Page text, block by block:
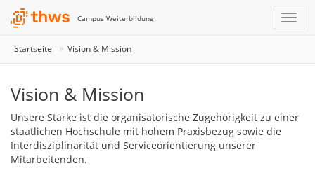
Campus Weiterbildung
Startseite Vision & Mission
Vision & Mission
Unsere Stärke ist die organisatorische Zugehörigkeit zu einer
staatlichen Hochschule mit hohem Praxisbezug sowie die
Interdisziplinarität und Serviceorientierung unserer
Mitarbeitenden.